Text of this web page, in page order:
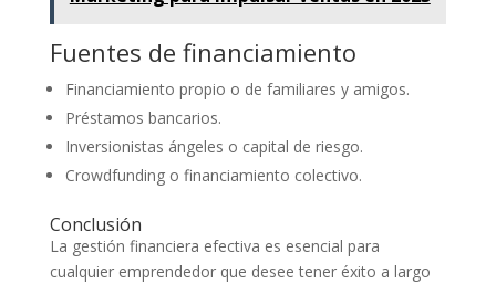
Fuentes de financiamiento
Financiamiento propio o de familiares y amigos.
Préstamos bancarios.
Inversionistas ángeles o capital de riesgo.
Crowdfunding o financiamiento colectivo.
Conclusión
La gestión financiera efectiva es esencial para
cualquier emprendedor que desee tener éxito a largo